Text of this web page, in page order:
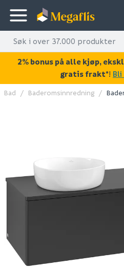
KAN DISSE VÆRE
Bad Baderomsinnredning
2% bonus på alle kjøp,
gratis frakt*!